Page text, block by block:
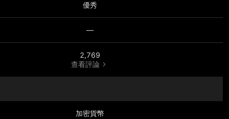
優秀
—
2,769
查看評論
加密貨幣